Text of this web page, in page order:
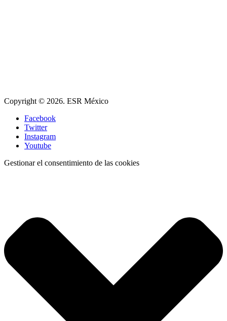
Copyright © 2026. ESR México
Facebook
Twitter
Instagram
Youtube
Gestionar el consentimiento de las cookies